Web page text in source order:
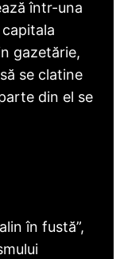
într-una
gazetărie,
se clatine
din el se
în fustă”,